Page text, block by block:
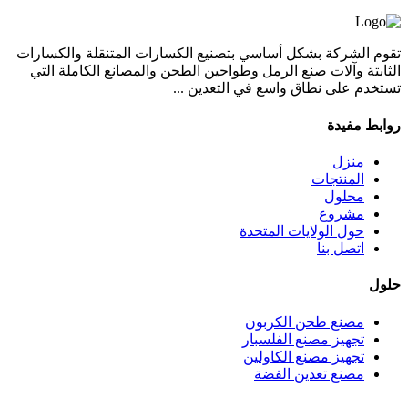
تقوم الشركة بشكل أساسي بتصنيع الكسارات المتنقلة والكسارات
الثابتة وآلات صنع الرمل وطواحين الطحن والمصانع الكاملة التي
تستخدم على نطاق واسع في التعدين ...
روابط مفيدة
منزل
المنتجات
محلول
مشروع
حول الولايات المتحدة
اتصل بنا
حلول
مصنع طحن الكربون
تجهيز مصنع الفلسبار
تجهيز مصنع الكاولين
مصنع تعدين الفضة